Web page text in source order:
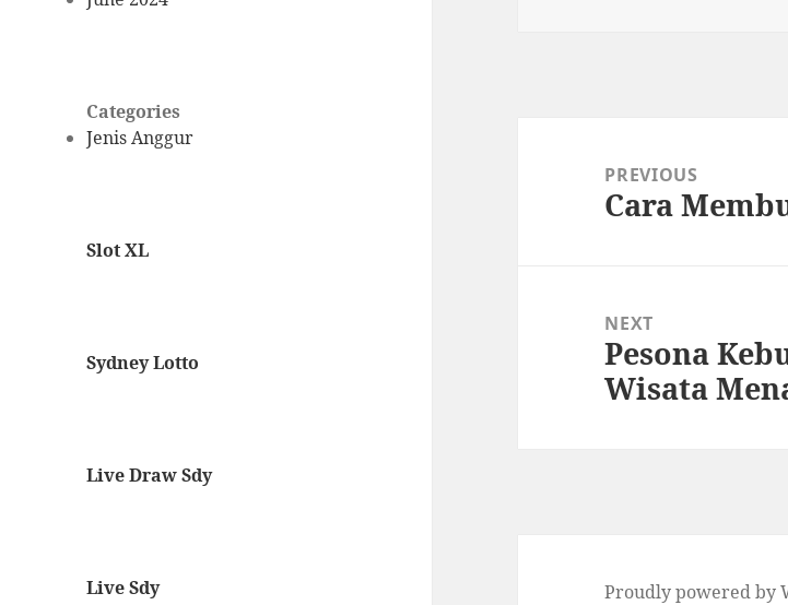
Categories
Jenis Anggur
Slot XL
Sydney Lotto
Live Draw Sdy
Live Sdy
navigationPREVIOUS
Previous
Cara
NEXT
Next
post:
Pesona
Wisata
Proudly powered by